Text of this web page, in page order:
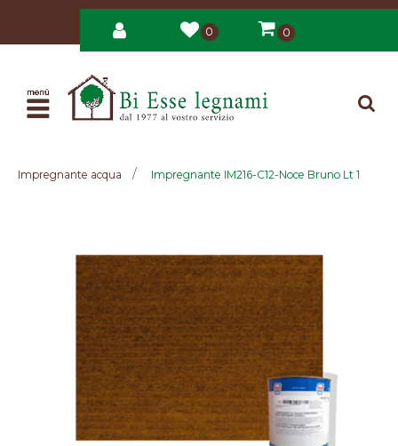
0 0
Open
Impregnante acqua Impregnante IM216-C12-Noce Bruno Lt 1